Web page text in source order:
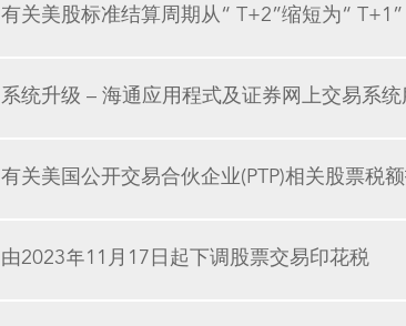
有关美股标准结算周期从“ T+2”缩短为“
系统升级 – 海通应用程式及证券网上交易系
有关美国公开交易合伙企业(PTP)相关股票税
由2023年11月17日起下调股票交易印花税